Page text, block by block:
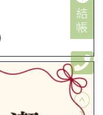
結
帳